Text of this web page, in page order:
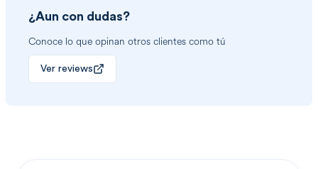
¿Aun con dudas?
Conoce lo que opinan otros clientes como tú
Ver reviews